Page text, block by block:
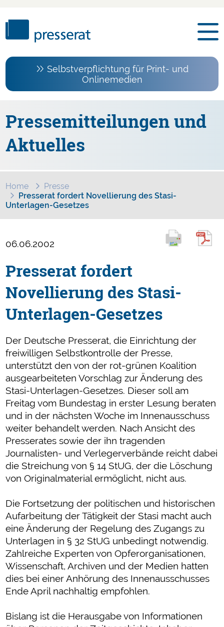
Selbstverpflichtung für Print- und
Onlinemedien
Pressemitteilungen und
Aktuelles
Home
Presse
Presserat fordert Novellierung des Stasi-
Unterlagen-Gesetzes
06.06.2002
Presserat fordert
Novellierung des Stasi-
Unterlagen-Gesetzes
Der Deutsche Presserat, die Einrichtung der
freiwilligen Selbstkontrolle der Presse,
unterstützt den von der rot-grünen Koalition
ausgearbeiteten Vorschlag zur Änderung des
Stasi-Unterlagen-Gesetzes. Dieser soll am
Freitag vom Bundestag in erster Lesung beraten
und in der nächsten Woche im Innenausschuss
weiter behandelt werden. Nach Ansicht des
Presserates sowie der ihn tragenden
Journalisten- und Verlegerverbände reicht dabei
die Streichung von § 14 StUG, der die Löschung
von Originalmaterial ermöglicht, nicht aus.
Die Fortsetzung der politischen und historischen
Aufarbeitung der Tätigkeit der Stasi macht auch
eine Änderung der Regelung des Zugangs zu
Unterlagen in § 32 StUG unbedingt notwendig.
Zahlreiche Experten von Opferorganisationen,
Wissenschaft, Archiven und der Medien hatten
dies bei einer Anhörung des Innenausschusses
Ende April nachhaltig empfohlen.
Bislang ist die Herausgabe von Informationen